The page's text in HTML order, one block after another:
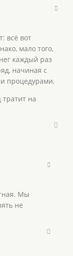
всё вот
мало того,
каждый раз
начиная с
процедурами.
на
Мы
не